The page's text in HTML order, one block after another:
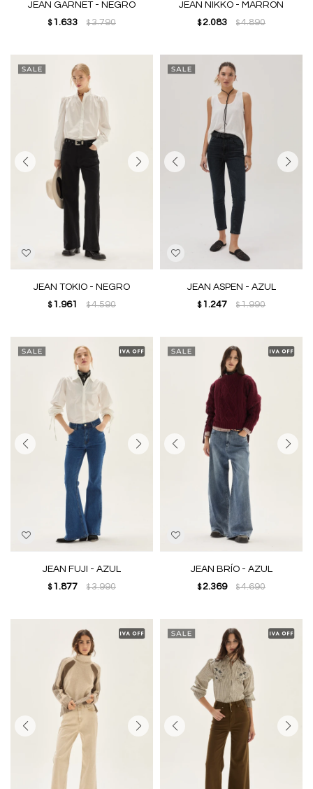
JEAN GARNET - NEGRO
$ 1.633 $3.790
JEAN NIKKO - MARRON
$ 2.083 $4.890
JEAN TOKIO - NEGRO
$ 1.961 $4.590
JEAN ASPEN - AZUL
$ 1.247 $1.990
JEAN FUJI - AZUL
$ 1.877 $3.990
JEAN BRÍO - AZUL
$ 2.369 $4.690